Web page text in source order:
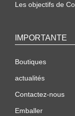
Les objectifs de
IMPORTANTE
Boutiques
actualités
Contactez-nous
Emballer